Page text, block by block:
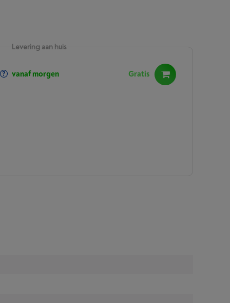
Levering aan huis
vanaf morgen Gratis